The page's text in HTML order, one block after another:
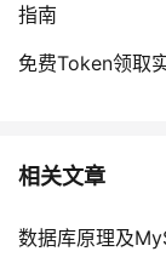
指南
免费Token领取
相关文章
数据库原理及